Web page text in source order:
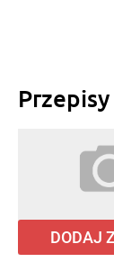
DODAJ